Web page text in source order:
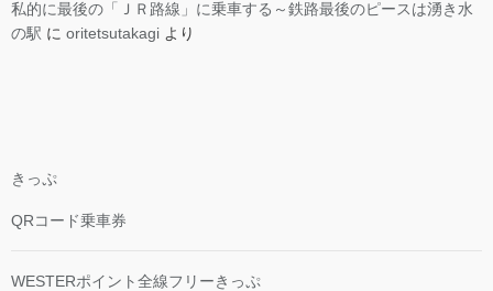
私的に最後の「ＪＲ路線」に乗車する～鉄路最後のピースは湧き水
の駅 に oritetsutakagi より
きっぷ
QRコード乗車券
WESTERポイント全線フリーきっぷ